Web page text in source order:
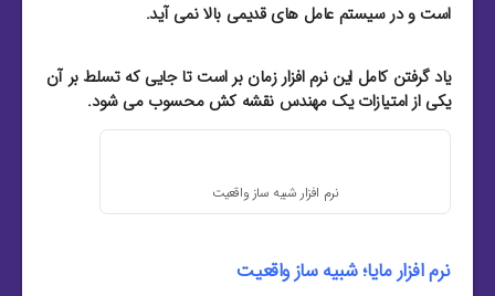
است و در سیستم عامل های قدیمی بالا نمی آید.
یاد گرفتن کامل این نرم افزار زمان بر است تا جایی که تسلط بر آن
یکی از امتیازات یک مهندس نقشه کش محسوب می شود.
نرم افزار شبیه ساز واقعیت
نرم افزار مایا؛ شبیه ساز واقعیت